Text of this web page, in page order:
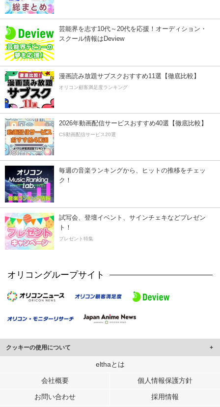
芸能界を志す10代～20代を応援！オーディション・
スクール情報はDeview
漫画読み放題サブスクおすすめ11選【徹底比較】
オリコン顧客満足度ランキング
2026年動画配信サービスおすすめ40選【徹底比較】
CS動画配信サービス20選
毎週の音楽ランキングから、ヒットの推移をチェッ
ク！
試写会、登壇イベント、サインチェキなどプレゼン
ト！
プレゼント特集
オリコングループサイト
クッキーの使用について
このサイトでは Cookie を使用して、ユーザーに合わせたコンテンツや広告の
行っています。
メディアや広告配信、データ解析の各パートナーに提供しています。
elthaとは
会社概要 個人情報保護方針
お問い合わせ
採用情報